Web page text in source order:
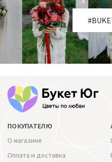
ПОКУПАТЕЛЮ
О магазине
Оплата и доставка